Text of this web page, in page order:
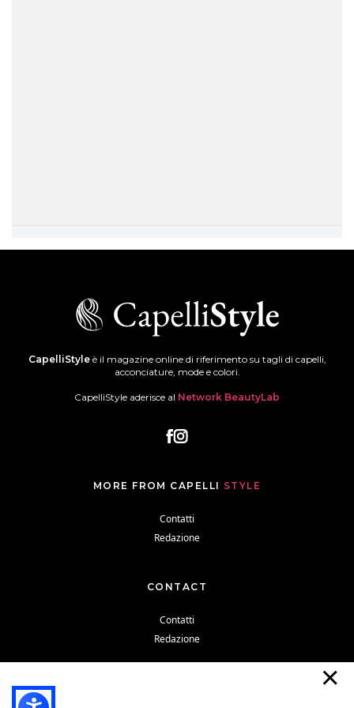
CapelliStyleè il magazine online di riferimento su tagli di capelli,
acconciature, mode e colori.
CapelliStyle aderisce al Network BeautyLab
MORE FROM CAPELLI STYLE
Contatti
Redazione
CONTACT
Contatti
Redazione